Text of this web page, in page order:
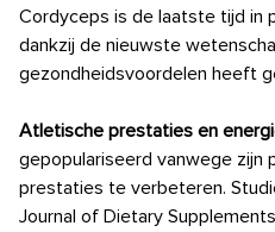
Cordyceps is de laatste tijd in
dankzij de nieuwste
gezondheidsvoordelen heeft
Atletische prestaties en
gepopulariseerd vanwege
prestaties te verbeteren.
Journal of Dietary